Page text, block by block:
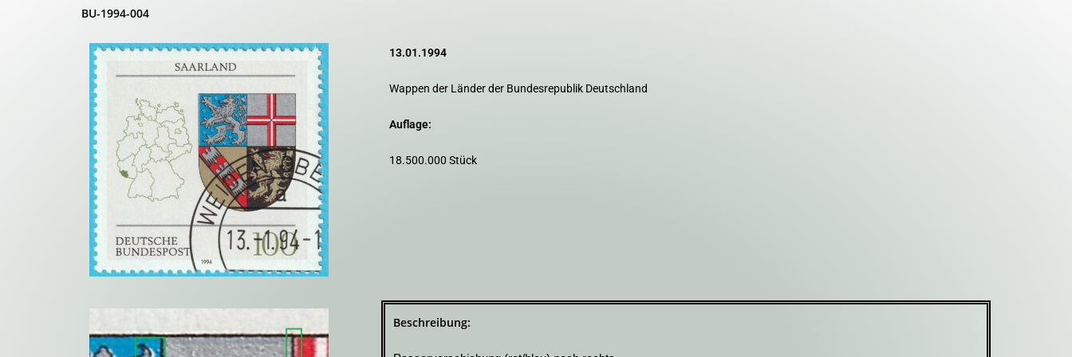
BU-1994-004
13.01.1994
Wappen der Länder der Bundesrepublik Deutschland
Auflage:
18.500.000 Stück
Beschreibung: